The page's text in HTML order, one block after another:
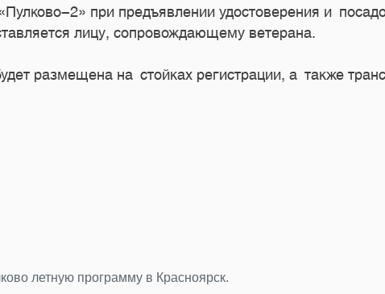
2» при предъявлении удостоверения и
лицу, сопровождающему ветерана.
размещена на стойках регистрации, а также
летную программу в Красноярск.